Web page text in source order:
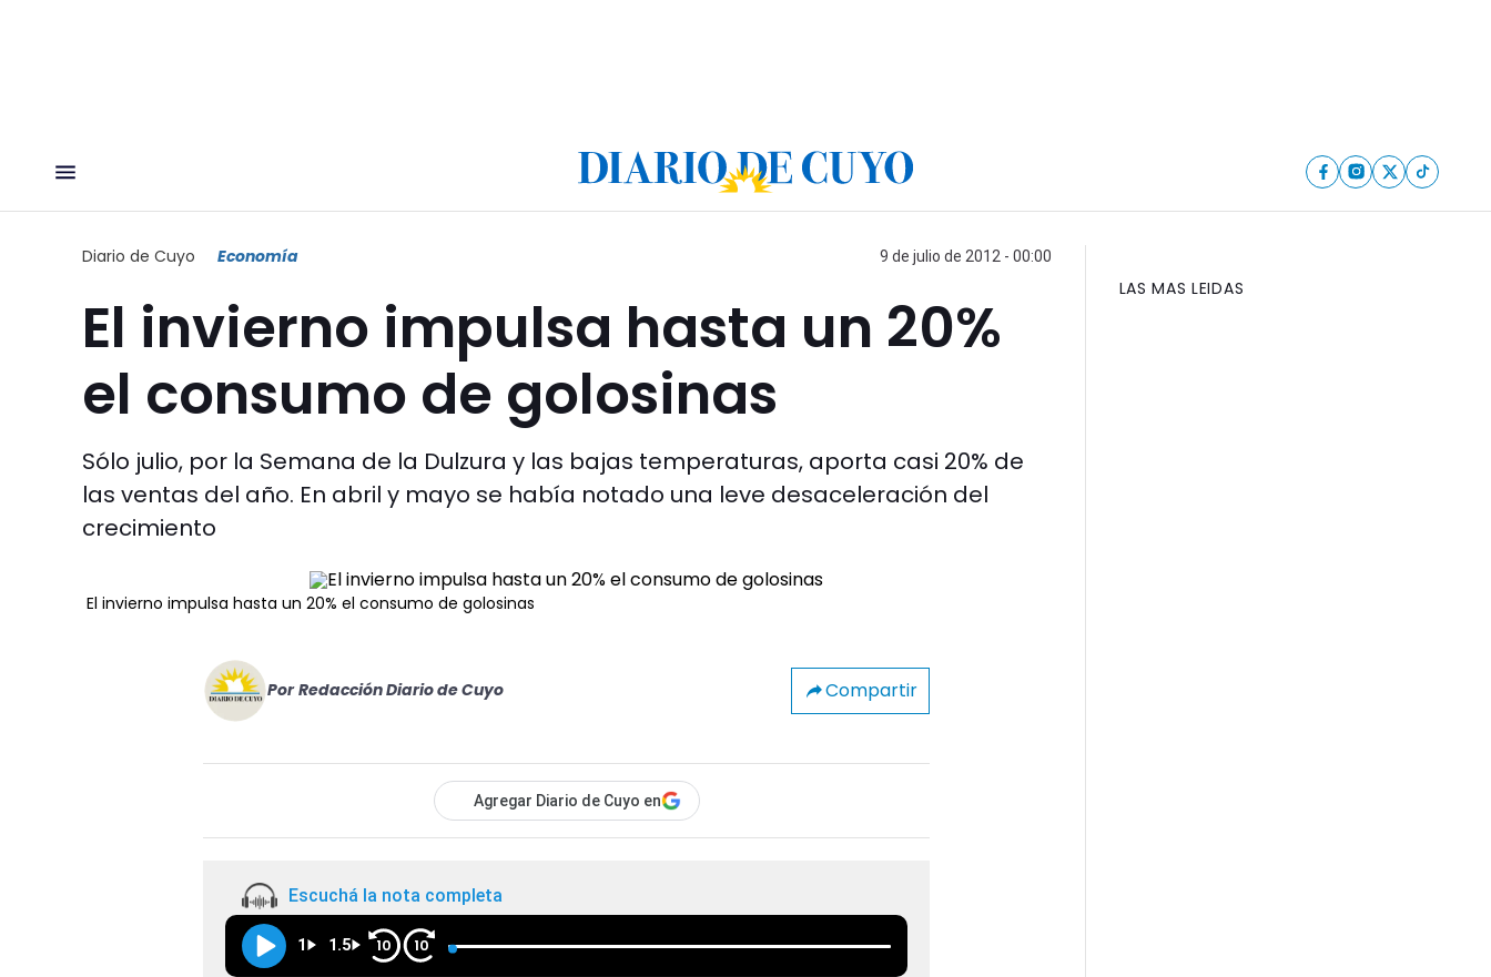
Diario de Cuyo Economía 9 de julio de 2012 - 00:00
El invierno impulsa hasta un 20%
el consumo de golosinas
Sólo julio, por la Semana de la Dulzura y las bajas temperaturas, aporta casi 20% de
las ventas del año. En abril y mayo se había notado una leve desaceleración del
crecimiento
El invierno impulsa hasta un 20% el consumo de golosinas
Por Redacción Diario de Cuyo Compartir
Agregar Diario de Cuyo en
Escuchá la nota completa
1 1.5 10 10
LAS MAS LEIDAS